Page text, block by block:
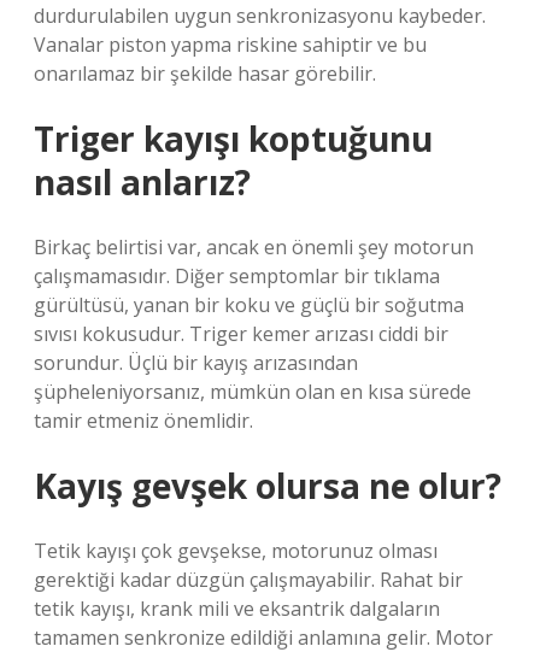
durdurulabilen uygun senkronizasyonu kaybeder.
Vanalar piston yapma riskine sahiptir ve bu
onarılamaz bir şekilde hasar görebilir.
Triger kayışı koptuğunu
nasıl anlarız?
Birkaç belirtisi var, ancak en önemli şey motorun
çalışmamasıdır. Diğer semptomlar bir tıklama
gürültüsü, yanan bir koku ve güçlü bir soğutma
sıvısı kokusudur. Triger kemer arızası ciddi bir
sorundur. Üçlü bir kayış arızasından
şüpheleniyorsanız, mümkün olan en kısa sürede
tamir etmeniz önemlidir.
Kayış gevşek olursa ne olur?
Tetik kayışı çok gevşekse, motorunuz olması
gerektiği kadar düzgün çalışmayabilir. Rahat bir
tetik kayışı, krank mili ve eksantrik dalgaların
tamamen senkronize edildiği anlamına gelir. Motor